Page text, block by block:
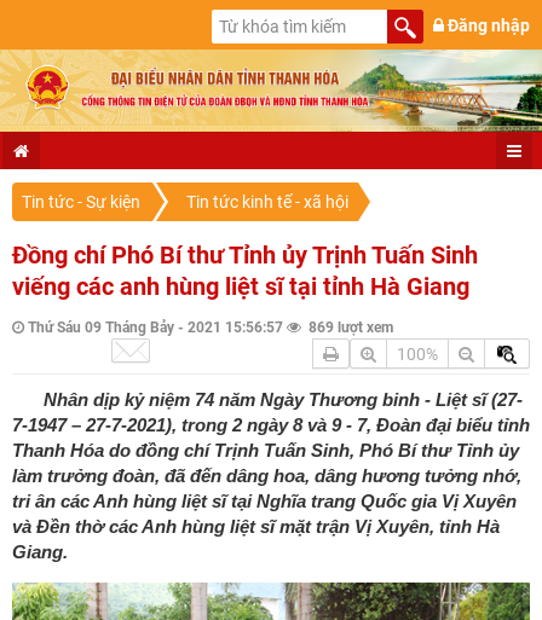
Đăng nhập
Tin tức - Sự kiện Tin tức kinh tế - xã hội
Đồng chí Phó Bí thư Tỉnh ủy Trịnh Tuấn Sinh
viếng các anh hùng liệt sĩ tại tỉnh Hà Giang
Thứ Sáu 09 Tháng Bảy - 2021 15:56:57 869 lượt xem
100%
Nhân dịp kỷ niệm 74 năm Ngày Thương binh - Liệt sĩ (27-
7-1947 – 27-7-2021), trong 2 ngày 8 và 9 - 7, Đoàn đại biểu tỉnh
Thanh Hóa do đồng chí Trịnh Tuấn Sinh, Phó Bí thư Tỉnh ủy
làm trưởng đoàn, đã đến dâng hoa, dâng hương tưởng nhớ,
tri ân các Anh hùng liệt sĩ tại Nghĩa trang Quốc gia Vị Xuyên
và Đền thờ các Anh hùng liệt sĩ mặt trận Vị Xuyên, tỉnh Hà
Giang.